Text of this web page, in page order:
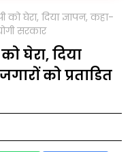
को घेरा, दिया ज्ञापन, कहा-
सरकार
घेरा, दिया
को प्रताडित